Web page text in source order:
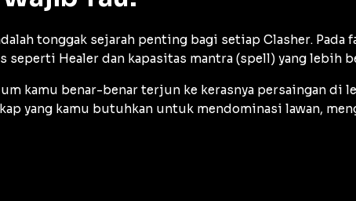
tonggak sejarah penting bagi setiap Clasher. Pada
Healer dan kapasitas mantra (spell) yang lebih
kamu benar-benar terjun ke kerasnya persaingan di
yang kamu butuhkan untuk mendominasi lawan,